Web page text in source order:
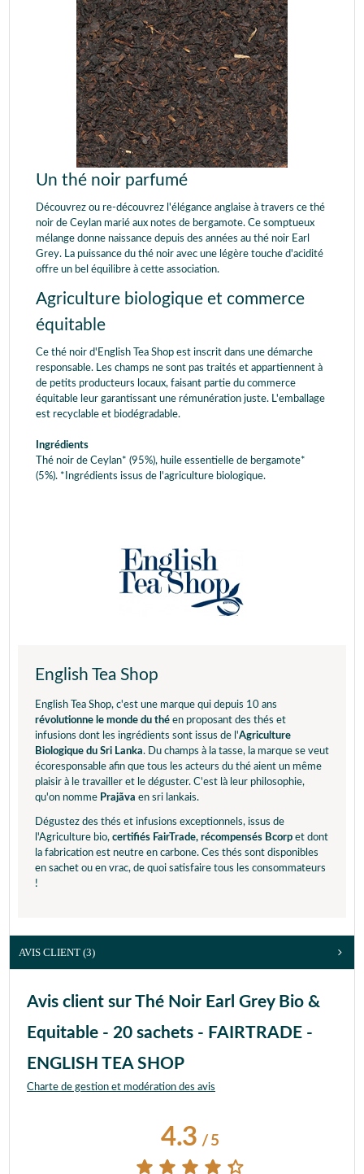
Un thé noir parfumé
Découvrez ou re-découvrez l'élégance anglaise à travers ce thé
noir de Ceylan marié aux notes de bergamote. Ce somptueux
mélange donne naissance depuis des années au thé noir Earl
Grey. La puissance du thé noir avec une légère touche d'acidité
offre un bel équilibre à cette association.
Agriculture biologique et commerce
équitable
Ce thé noir d'English Tea Shop est inscrit dans une démarche
responsable. Les champs ne sont pas traités et appartiennent à
de petits producteurs locaux, faisant partie du commerce
équitable leur garantissant une rémunération juste. L'emballage
est recyclable et biodégradable.
Ingrédients
Thé noir de Ceylan* (95%), huile essentielle de bergamote*
(5%). *Ingrédients issus de l'agriculture biologique.
English Tea Shop
English Tea Shop, c'est une marque qui depuis 10 ans
révolutionne le monde du thé en proposant des thés et
infusions dont les ingrédients sont issus de l'Agriculture
Biologique du Sri Lanka. Du champs à la tasse, la marque se veut
écoresponsable afin que tous les acteurs du thé aient un même
plaisir à le travailler et le déguster. C'est là leur philosophie,
qu'on nomme Prajãva en sri lankais.
Dégustez des thés et infusions exceptionnels, issus de
l'Agriculture bio, certifiés FairTrade, récompensés Bcorp et dont
la fabrication est neutre en carbone. Ces thés sont disponibles
en sachet ou en vrac, de quoi satisfaire tous les consommateurs
!
AVIS CLIENT (3)
Avis client sur Thé Noir Earl Grey Bio &
Equitable - 20 sachets - FAIRTRADE -
ENGLISH TEA SHOP
Charte de gestion et modération des avis
4.3/ 5